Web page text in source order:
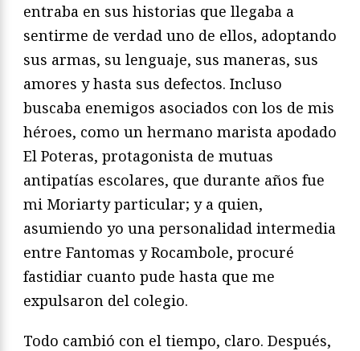
entraba en sus historias que llegaba a
sentirme de verdad uno de ellos, adoptando
sus armas, su lenguaje, sus maneras, sus
amores y hasta sus defectos. Incluso
buscaba enemigos asociados con los de mis
héroes, como un hermano marista apodado
El Poteras, protagonista de mutuas
antipatías escolares, que durante años fue
mi Moriarty particular; y a quien,
asumiendo yo una personalidad intermedia
entre Fantomas y Rocambole, procuré
fastidiar cuanto pude hasta que me
expulsaron del colegio.
Todo cambió con el tiempo, claro. Después,